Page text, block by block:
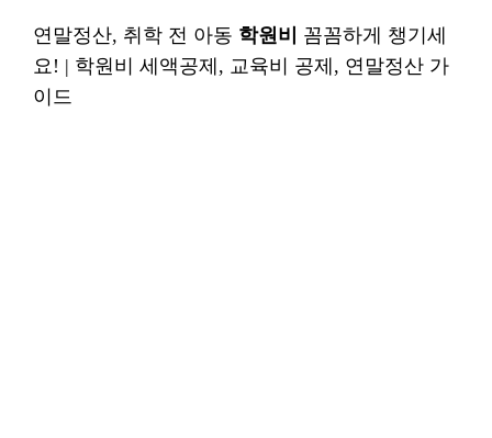
연말정산, 취학 전 아동 학원비
꼼꼼하게 챙기세
요! | 학원비 세액공제, 교육비 공제, 연말정산 가
이드